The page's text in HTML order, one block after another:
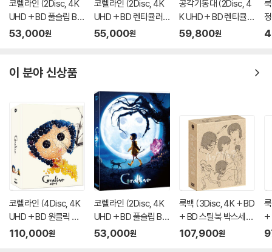
코렐라인 (2Disc, 4K
UHD + BD 풀슬립 B T
ype 500장 한정판) :
53,000원
코렐라인 (2Disc, 4K
UHD + BD 렌티큘러
풀슬립 A Type 700장
55,000원
공각기동대 (2Disc, 4
K UHD + BD 렌티큘러
풀슬립 스틸북 한정판
59,800원
이 분야 신상품
코렐라인 (4Disc, 4K
UHD + BD 원클릭 박
스 C Type 400장 한
110,000원
코렐라인 (2Disc, 4K
UHD + BD 풀슬립 B T
ype 500장 한정판) :
53,000원
룩백 (3Disc, 4K + BD
+ BD 스틸북 박스세트
한정판) : 블루레이
107,900원
+